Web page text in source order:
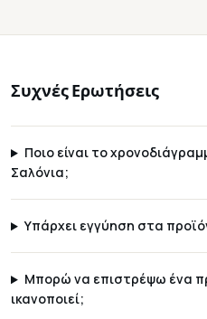
Συχνές Ερωτήσεις
Ποιο είναι το
Σαλόνια;
Υπάρχει εγγύηση στα
Μπορώ να επιστρέψω ένα
ικανοποιεί;